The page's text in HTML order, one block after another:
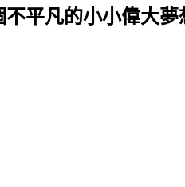
不平凡的小小偉大